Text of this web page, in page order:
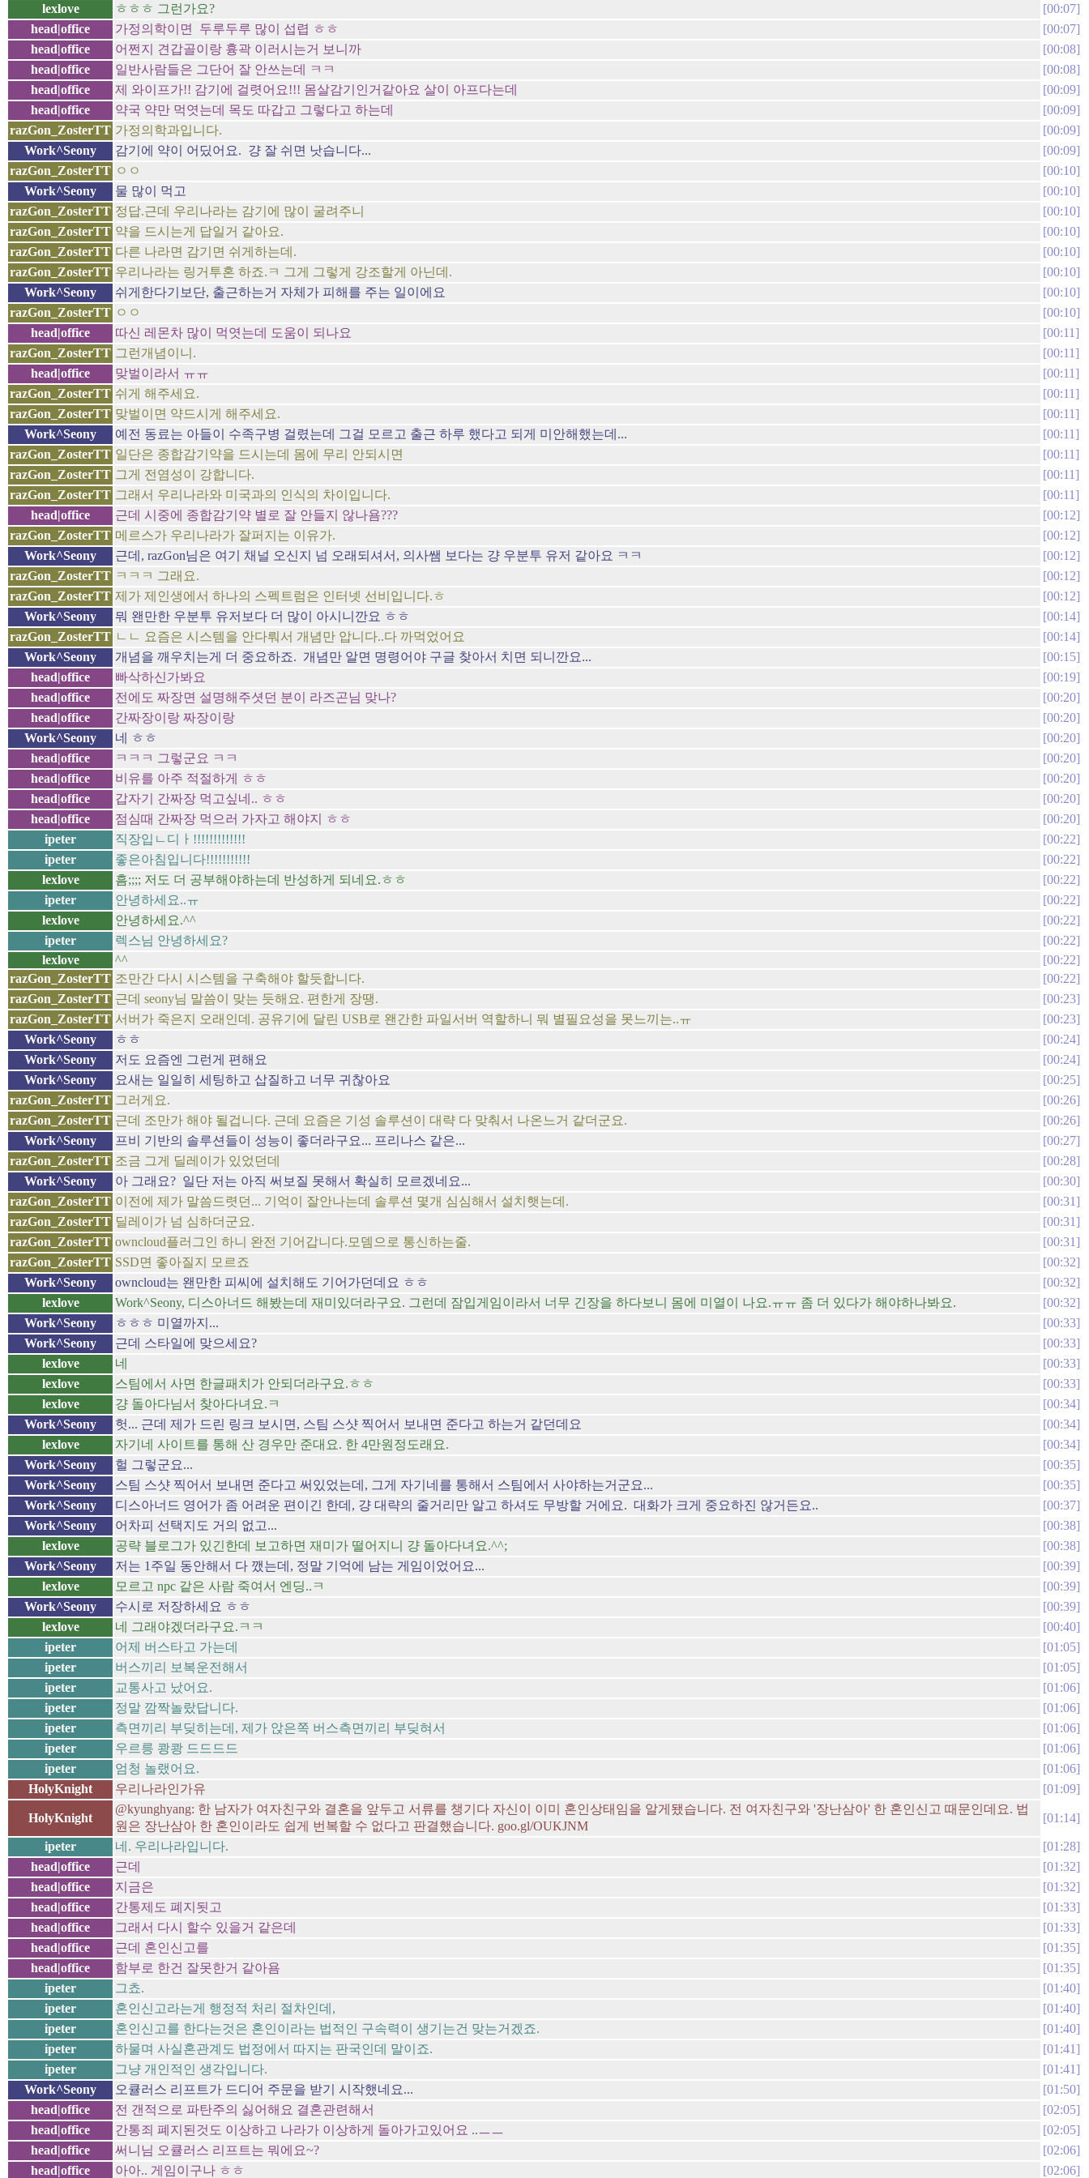
lexlove
ㅎㅎㅎ 그런가요?
00:07
head|office
가정의학이면 두루두루 많이 섭렵 ㅎㅎ
00:07
head|office
어쩐지 견갑골이랑 흉곽 이러시는거 보니까
00:08
head|office
일반사람들은 그단어 잘 안쓰는데 ㅋㅋ
00:08
head|office
제 와이프가!! 감기에 걸렷어요!!! 몸살감기인거같아요 살이 아프다는데
00:09
head|office
약국 약만 먹엿는데 목도 따갑고 그렇다고 하는데
00:09
razGon_ZosterTT 가정의학과입니다.
00:09
Work^Seony
감기에 약이 어딨어요. 걍 잘 쉬면 낫습니다...
00:09
razGon_ZosterTT ㅇㅇ
00:10
Work^Seony
물 많이 먹고
00:10
razGon_ZosterTT 정답.근데 우리나라는 감기에 많이 굴려주니
00:10
razGon_ZosterTT 약을 드시는게 답일거 같아요.
00:10
razGon_ZosterTT 다른 나라면 감기면 쉬게하는데.
00:10
razGon_ZosterTT 우리나라는 링거투혼 하죠.ㅋ 그게 그렇게 강조할게 아닌데.
00:10
Work^Seony
쉬게한다기보단, 출근하는거 자체가 피해를 주는 일이에요
00:10
razGon_ZosterTT ㅇㅇ
00:10
head|office
따신 레몬차 많이 먹엿는데 도움이 되나요
00:11
razGon_ZosterTT 그런개념이니.
00:11
head|office
맞벌이라서 ㅠㅠ
00:11
razGon_ZosterTT 쉬게 해주세요.
00:11
razGon_ZosterTT 맞벌이면 약드시게 해주세요.
00:11
Work^Seony
예전 동료는 아들이 수족구병 걸렸는데 그걸 모르고 출근 하루 했다고 되게 미안해했는데...
00:11
razGon_ZosterTT 일단은 종합감기약을 드시는데 몸에 무리 안되시면
00:11
razGon_ZosterTT 그게 전염성이 강합니다.
00:11
razGon_ZosterTT 그래서 우리나라와 미국과의 인식의 차이입니다.
00:11
head|office
근데 시중에 종합감기약 별로 잘 안들지 않나욤???
00:12
razGon_ZosterTT 메르스가 우리나라가 잘퍼지는 이유가.
00:12
Work^Seony
근데, razGon님은 여기 채널 오신지 넘 오래되셔서, 의사쌤 보다는 걍 우분투 유저 같아요 ㅋㅋ
00:12
razGon_ZosterTT ㅋㅋㅋ 그래요.
00:12
razGon_ZosterTT 제가 제인생에서 하나의 스펙트럼은 인터넷 선비입니다.ㅎ
00:12
Work^Seony
뭐 왠만한 우분투 유저보다 더 많이 아시니깐요 ㅎㅎ
00:14
razGon_ZosterTT ㄴㄴ 요즘은 시스템을 안다뤄서 개념만 압니다..다 까먹었어요
00:14
Work^Seony
개념을 깨우치는게 더 중요하죠. 개념만 알면 명령어야 구글 찾아서 치면 되니깐요...
00:15
head|office
빠삭하신가봐요
00:19
head|office
전에도 짜장면 설명해주셧던 분이 라즈곤님 맞나?
00:20
head|office
간짜장이랑 짜장이랑
00:20
Work^Seony
네 ㅎㅎ
00:20
head|office
ㅋㅋㅋ 그렇군요 ㅋㅋ
00:20
head|office
비유를 아주 적절하게 ㅎㅎ
00:20
head|office
갑자기 간짜장 먹고싶네.. ㅎㅎ
00:20
head|office
점심때 간짜장 먹으러 가자고 해야지 ㅎㅎ
00:20
ipeter
직장입ㄴ디ㅏ!!!!!!!!!!!!!
00:22
ipeter
좋은아침입니다!!!!!!!!!!!
00:22
lexlove
흠;;;; 저도 더 공부해야하는데 반성하게 되네요.ㅎㅎ
00:22
ipeter
안녕하세요..ㅠ
00:22
lexlove
안녕하세요.^^
00:22
ipeter
렉스님 안녕하세요?
00:22
lexlove
^^
00:22
razGon_ZosterTT 조만간 다시 시스템을 구축해야 할듯합니다.
00:22
razGon_ZosterTT 근데 seony님 말씀이 맞는 듯해요. 편한게 장땡.
00:23
razGon_ZosterTT 서버가 죽은지 오래인데. 공유기에 달린 USB로 왠간한 파일서버 역할하니 뭐 별필요성을 못느끼는..ㅠ
00:23
Work^Seony
ㅎㅎ
00:24
Work^Seony
저도 요즘엔 그런게 편해요
00:24
Work^Seony
요새는 일일히 세팅하고 삽질하고 너무 귀찮아요
00:25
razGon_ZosterTT 그러게요.
00:26
razGon_ZosterTT 근데 조만가 해야 될겁니다. 근데 요즘은 기성 솔루션이 대략 다 맞춰서 나온느거 같더군요.
00:26
Work^Seony
프비 기반의 솔루션들이 성능이 좋더라구요... 프리나스 같은...
00:27
razGon_ZosterTT 조금 그게 딜레이가 있었던데
00:28
Work^Seony
아 그래요? 일단 저는 아직 써보질 못해서 확실히 모르겠네요...
00:30
razGon_ZosterTT 이전에 제가 말씀드렷던... 기억이 잘안나는데 솔루션 몇개 심심해서 설치햇는데.
00:31
razGon_ZosterTT 딜레이가 넘 심하더군요.
00:31
razGon_ZosterTT owncloud플러그인 하니 완전 기어갑니다.모뎀으로 통신하는줄.
00:31
razGon_ZosterTT SSD면 좋아질지 모르죠
00:32
Work^Seony
owncloud는 왠만한 피씨에 설치해도 기어가던데요 ㅎㅎ
00:32
lexlove
Work^Seony, 디스아너드 해봤는데 재미있더라구요. 그런데 잠입게임이라서 너무 긴장을 하다보니 몸에 미열이 나요.ㅠㅠ 좀 더 있다가 해야하나봐요.
00:32
Work^Seony
ㅎㅎㅎ 미열까지...
00:33
Work^Seony
근데 스타일에 맞으세요?
00:33
lexlove
네
00:33
lexlove
스팀에서 사면 한글패치가 안되더라구요.ㅎㅎ
00:33
lexlove
걍 돌아다님서 찾아다녀요.ㅋ
00:34
Work^Seony
헛... 근데 제가 드린 링크 보시면, 스팀 스샷 찍어서 보내면 준다고 하는거 같던데요
00:34
lexlove
자기네 사이트를 통해 산 경우만 준대요. 한 4만원정도래요.
00:34
Work^Seony
헐 그렇군요...
00:35
Work^Seony
스팀 스샷 찍어서 보내면 준다고 써있었는데, 그게 자기네를 통해서 스팀에서 사야하는거군요...
00:35
Work^Seony
디스아너드 영어가 좀 어려운 편이긴 한데, 걍 대략의 줄거리만 알고 하셔도 무방할 거에요. 대화가 크게 중요하진 않거든요..
00:37
Work^Seony
어차피 선택지도 거의 없고...
00:38
lexlove
공략 블로그가 있긴한데 보고하면 재미가 떨어지니 걍 돌아다녀요.^^;
00:38
Work^Seony
저는 1주일 동안해서 다 깼는데, 정말 기억에 남는 게임이었어요...
00:39
lexlove
모르고 npc 같은 사람 죽여서 엔딩..ㅋ
00:39
Work^Seony
수시로 저장하세요 ㅎㅎ
00:39
lexlove
네 그래야겠더라구요.ㅋㅋ
00:40
ipeter
어제 버스타고 가는데
01:05
ipeter
버스끼리 보복운전해서
01:05
ipeter
교통사고 났어요.
01:06
ipeter
정말 깜짝놀랐답니다.
01:06
ipeter
측면끼리 부딪히는데, 제가 앉은쪽 버스측면끼리 부딪혀서
01:06
ipeter
우르릉 쾅쾅 드드드드
01:06
ipeter
엄청 놀랬어요.
01:06
HolyKnight
우리나라인가유 01:09
HolyKnight
@kyunghyang: 한 남자가 여자친구와 결혼을 앞두고 서류를 챙기다 자신이 이미 혼인상태임을 알게됐습니다. 전 여자친구와 '장난삼아' 한 혼인신고 때문인데요. 법
원은 장난삼아 한 혼인이라도 쉽게 번복할 수 없다고 판결했습니다. goo.gl/OUKJNM
01:14
ipeter 네. 우리나라입니다.
01:28
head|office
근데
01:32
head|office
지금은
01:32
head|office
간통제도 폐지됫고
01:33
head|office
그래서 다시 할수 있을거 같은데
01:33
head|office
근데 혼인신고를
01:35
head|office
함부로 한건 잘못한거 같아욤
01:35
ipeter
그쵸.
01:40
ipeter
혼인신고라는게 행정적 처리 절차인데,
01:40
ipeter
혼인신고를 한다는것은 혼인이라는 법적인 구속력이 생기는건 맞는거겠죠.
01:40
ipeter
하물며 사실혼관계도 법정에서 따지는 판국인데 말이죠.
01:41
ipeter
그냥 개인적인 생각입니다.
01:41
Work^Seony
오큘러스 리프트가 드디어 주문을 받기 시작했네요...
01:50
head|office
전 갠적으로 파탄주의 싫어해요 결혼관련해서
02:05
head|office
간통죄 폐지된것도 이상하고 나라가 이상하게 돌아가고있어요 ..ㅡㅡ
02:05
head|office
써니님 오큘러스 리프트는 뭐에요~?
02:06
head|office
아아.. 게임이구나 ㅎㅎ 02:06